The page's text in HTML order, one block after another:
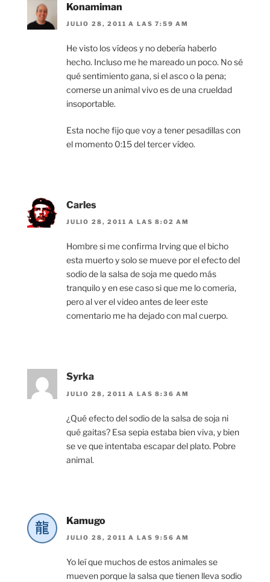
Konamiman
JULIO 28, 2011 A LAS 7:59 AM
He visto los vídeos y no debería haberlo
hecho. Incluso me he mareado un poco. No sé
qué sentimiento gana, si el asco o la pena;
comerse un animal vivo es de una crueldad
insoportable.
Esta noche fijo que voy a tener pesadillas con
el momento 0:15 del tercer vídeo.
Carles
JULIO 28, 2011 A LAS 8:02 AM
Hombre si me confirma Irving que el bicho
esta muerto y solo se mueve por el efecto del
sodio de la salsa de soja me quedo más
tranquilo y en ese caso si que me lo comeria,
pero al ver el video antes de leer este
comentario me ha dejado con mal cuerpo.
Syrka
JULIO 28, 2011 A LAS 8:36 AM
¿Qué efecto del sodio de la salsa de soja ni
qué gaitas? Esa sepia estaba bien viva, y bien
se ve que intentaba escapar del plato. Pobre
animal.
Kamugo
JULIO 28, 2011 A LAS 9:56 AM
Yo leí que muchos de estos animales se
mueven porque la salsa que tienen lleva sodio